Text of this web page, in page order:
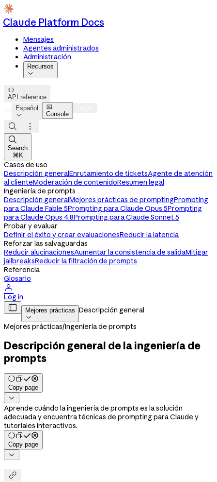
Claude Platform Docs
Mensajes
Agentes administrados
Administración
Recursos


API reference
Español


Console



Search
⌘K
Casos de uso
Descripción generalEnrutamiento de ticketsAgente de atención
al clienteModeración de contenidoResumen legal
Ingeniería de prompts
Descripción generalMejores prácticas de promptingPrompting
para Claude Fable 5Prompting para Claude Opus 5Prompting
para Claude Opus 4.8Prompting para Claude Sonnet 5
Probar y evaluar
Definir el éxito y crear evaluacionesReducir la latencia
Reforzar las salvaguardas
Reducir alucinacionesAumentar la consistencia de salidaMitigar
jailbreaksReducir la filtración de prompts
Referencia
Glosario

Log in
 Mejores prácticas

Descripción general
Mejores prácticas/Ingeniería de prompts
Descripción general de la ingeniería de
prompts
Copy page

Aprende cuándo la ingeniería de prompts es la solución
adecuada y encuentra técnicas de prompting para Claude y
tutoriales interactivos.
Copy page

